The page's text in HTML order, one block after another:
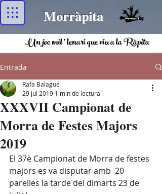
Morràpita
joc mil·lenari que viu a la Ràpita
Entrada
XXXVII Campionat de
Morra de Festes Majors
2019
Rafa Balagué
29 jul 2019 1 min de lectura
El 37è Campionat de Morra de festes
majors es va disputar amb  20
parelles la tarde del dimarts 23 de